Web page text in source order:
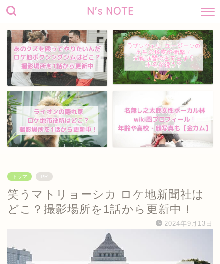
N's NOTE
ドラマ PR
笑うマトリョーシカ ロケ地新聞社は
どこ？撮影場所を1話から更新中！
2024年9月13日